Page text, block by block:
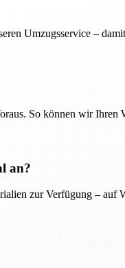
Umzugsservice –
So können wir Ihren
an?
zur Verfügung – auf